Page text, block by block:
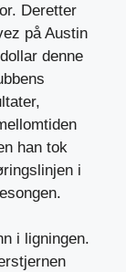
Deretter
på Austin
denne
han tok
i
i ligningen.